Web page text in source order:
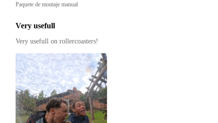
Paquete de montaje manual
Very usefull
Very usefull on rollercoasters!